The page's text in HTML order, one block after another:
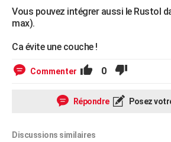
Vous pouvez intégrer aussi le Rustol
max).
Ca évite une couche !
Commenter 0
Répondre Posez
Discussions similaires